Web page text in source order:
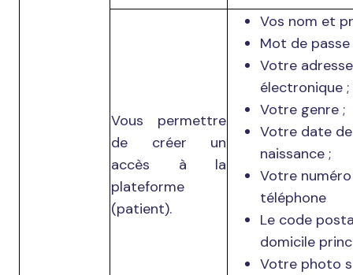
Vous permettre
de créer un
accès à la
plateforme
(patient).
Vos nom et
Mot de
Votre adresse
électronique ;
Votre genre ;
Votre date de
naissance ;
Votre
téléphone
Le code
domicile
Votre photo